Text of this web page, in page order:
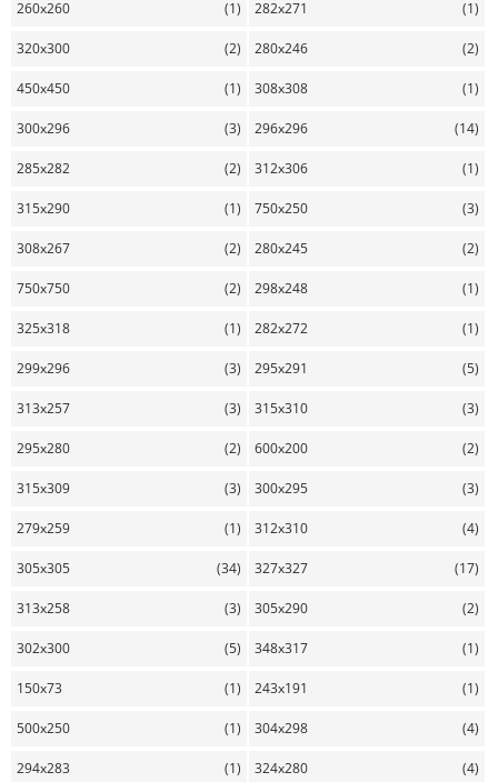
260x260 (1) 282x271 (1)
320x300 (2) 280x246 (2)
450x450 (1) 308x308 (1)
300x296 (3) 296x296 (14)
285x282 (2) 312x306 (1)
315x290 (1) 750x250 (3)
308x267 (2) 280x245 (2)
750x750 (2) 298x248 (1)
325x318 (1) 282x272 (1)
299x296 (3) 295x291 (5)
313x257 (3) 315x310 (3)
295x280 (2) 600x200 (2)
315x309 (3) 300x295 (3)
279x259 (1) 312x310 (4)
305x305 (34) 327x327 (17)
313x258 (3) 305x290 (2)
302x300 (5) 348x317 (1)
150x73 (1) 243x191 (1)
500x250 (1) 304x298 (4)
294x283 (1) 324x280 (4)